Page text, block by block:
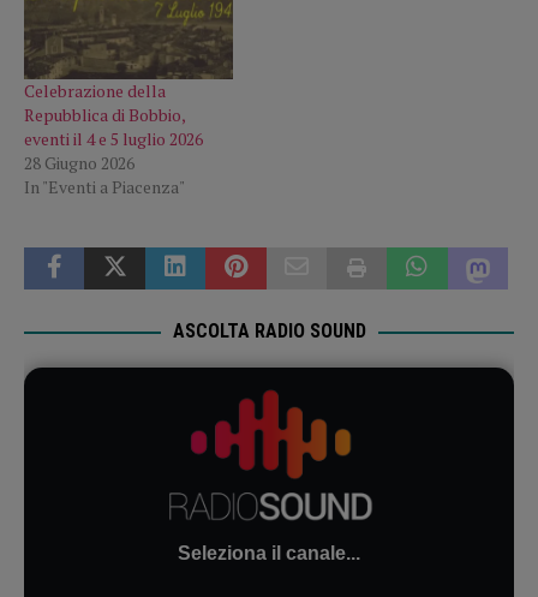
Celebrazione della
Repubblica di Bobbio,
eventi il 4 e 5 luglio 2026
28 Giugno 2026
In "Eventi a Piacenza"
ASCOLTA RADIO SOUND
Seleziona il canale...